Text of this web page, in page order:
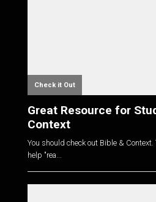
Check it Out
Great Resource for
Context
You should check out Bible &
help "rea...